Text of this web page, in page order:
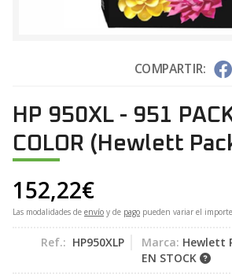
COMPARTIR:
HP 950XL - 951
COLOR (Hewlett
152,22€
Las modalidades de envío y de pago pueden variar el
Ref.: HP950XLP Marca: Hewlett
EN STOCK